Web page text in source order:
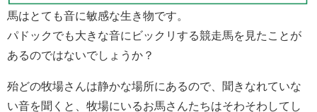
馬はとても音に敏感な生き物です。
パドックでも大きな音にビックリする競走馬を見たことが
あるのではないでしょうか？
殆どの牧場さんは静かな場所にあるので、聞きなれていな
い音を聞くと、牧場にいるお馬さんたちはそわそわしてし